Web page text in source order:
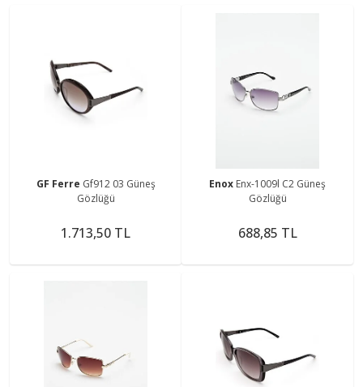
GF Ferre Gf912 03 Güneş
Gözlüğü
1.713,50 TL
Enox Enx-1009l C2 Güneş
Gözlüğü
688,85 TL